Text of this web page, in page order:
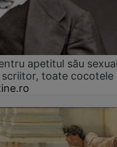
apetitul său
toate cocotele